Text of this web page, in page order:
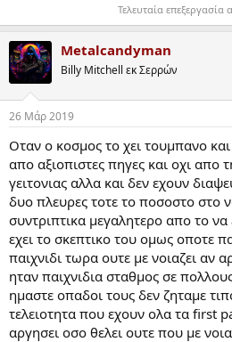
Τελευταία επεξεργασία
Metalcandyman
Billy Mitchell εκ Σερρών
26 Μάρ 2019
Οταν ο κοσμος το χει τουμπανο
απο αξιοπιστες πηγες και οχι απο
γειτονιας αλλα και δεν εχουν
δυο πλευρες τοτε το ποσοστο στο
συντριπτικα μεγαλητερο απο το
εχει το σκεπτικο του ομως οποτε
παιχνιδι τωρα ουτε με νοιαζει αν
ηταν παιχνιδια σταθμος σε
ημαστε οπαδοι τους δεν ζηταμε
τελειοτητα που εχουν ολα τα first
αργησει οσο θελει ουτε που με